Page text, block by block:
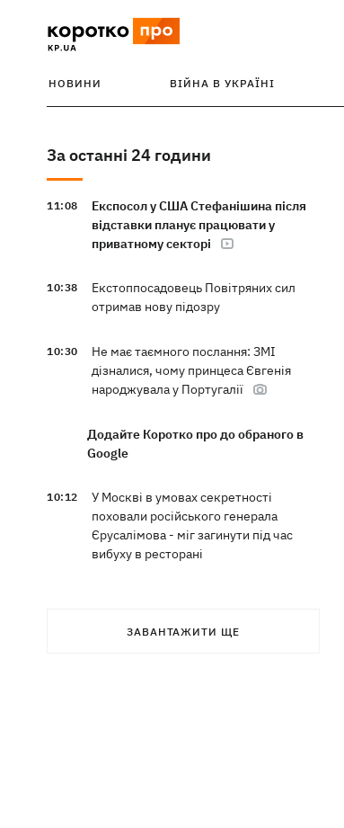
НОВИНИ ВІЙНА В УКРАЇНІ
За останні 24 години
11:08
Експосол у США Стефанішина після
відставки планує працювати у
приватному секторі
10:38
Екстоппосадовець Повітряних сил
отримав нову підозру
10:30
Не має таємного послання: ЗМІ
дізналися, чому принцеса Євгенія
народжувала у Португалії
Додайте Коротко про до обраного в
Google
10:12
У Москві в умовах секретності
поховали російського генерала
Єрусалімова - міг загинути під час
вибуху в ресторані
шести мільйонів застави
ЗАВАНТАЖИТИ ЩЕ